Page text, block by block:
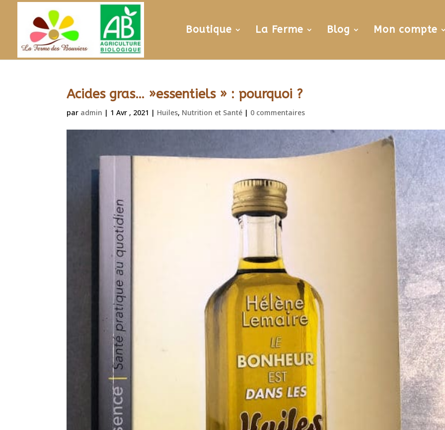
Boutique La Ferme Blog Mon compte
Acides gras… »essentiels » : pourquoi ?
par admin | 1 Avr , 2021 | Huiles, Nutrition et Santé | 0 commentaires